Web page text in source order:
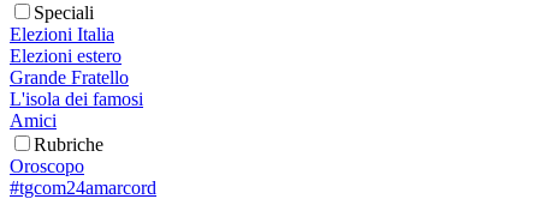
Speciali
Elezioni Italia
Elezioni estero
Grande Fratello
L'isola dei famosi
Amici
Rubriche
Oroscopo
#tgcom24amarcord